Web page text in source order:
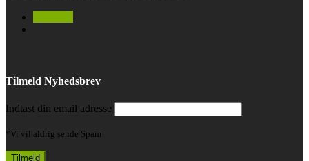
Tilmeld Nyhedsbrev
Indtast din email adresse
*Vi vil aldrig sende Spam